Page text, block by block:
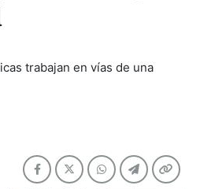
trabajan en vías de una